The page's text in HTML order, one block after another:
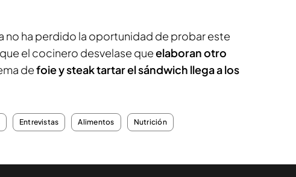
no ha perdido la oportunidad de probar este
el cocinero desvelase queelaboran otro
defoie y steak tartar el sándwich llega a los
Entrevistas Alimentos Nutrición